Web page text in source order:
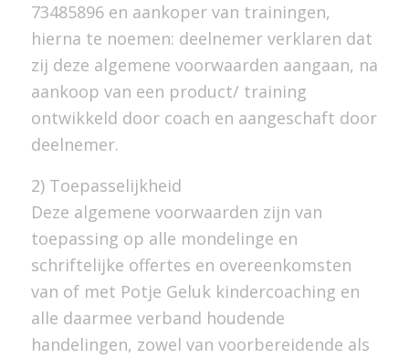
73485896 en aankoper van trainingen,
hierna te noemen: deelnemer verklaren dat
zij deze algemene voorwaarden aangaan, na
aankoop van een product/ training
ontwikkeld door coach en aangeschaft door
deelnemer.
2) Toepasselijkheid
Deze algemene voorwaarden zijn van
toepassing op alle mondelinge en
schriftelijke offertes en overeenkomsten
van of met Potje Geluk kindercoaching en
alle daarmee verband houdende
handelingen, zowel van voorbereidende als